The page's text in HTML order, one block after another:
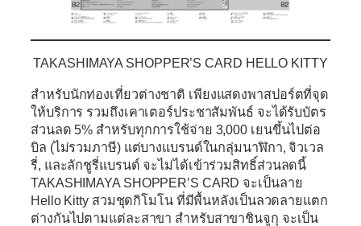
TAKASHIMAYA SHOPPER’S CARD HELLO KITTY
สำหรับนักท่องเที่ยวต่างชาติ เพียงแสดงพาสปอร์ตที่จุด
ให้บริการ รวมถึงเคาเตอร์ประชาสัมพันธ์ จะได้รับบัตร
ส่วนลด 5% สำหรับทุกการใช้จ่าย 3,000 เยนขึ้นไปต่อ
บิล (ไม่รวมภาษี) แต่บางแบรนด์ในกลุ่มนาฬิกา, จิวเวล
รี่, และลักชูรี่แบรนด์ จะไม่ได้เข้าร่วมสิทธิ์ส่วนลดนี้
TAKASHIMAYA SHOPPER’S CARD จะเป็นลาย
Hello Kitty สวมชุดกิโมโน ที่มีพื้นหลังเป็นลวดลายแตก
ต่างกันไปตามแต่ละสาขา สำหรับสาขาชินจูกุ จะเป็น